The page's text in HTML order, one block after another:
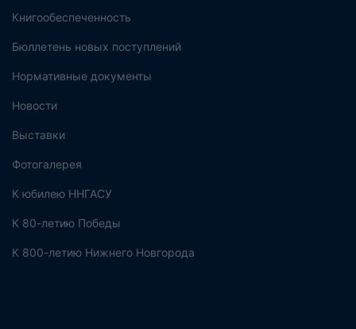
Книгообеспеченность
Бюллетень новых поступлений
Нормативные документы
Новости
Выставки
Фотогалерея
К юбилею ННГАСУ
К 80-летию Победы
К 800-летию Нижнего Новгорода